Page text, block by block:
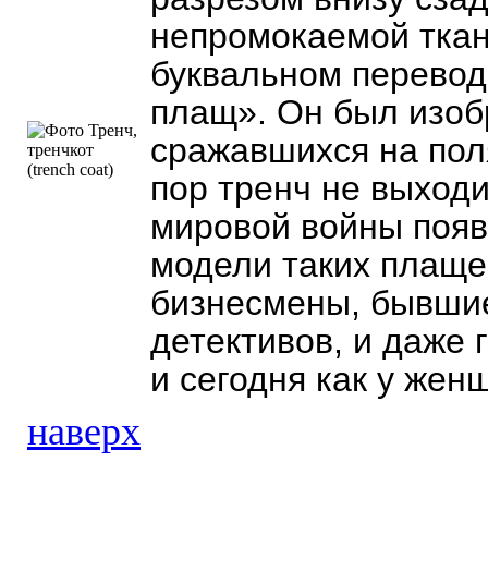
непромокаемой
буквальном
плащ». Он был
сражавшихся на
пор тренч не
мировой войны
модели таких
бизнесмены,
детективов, и даже
и сегодня как у
наверх